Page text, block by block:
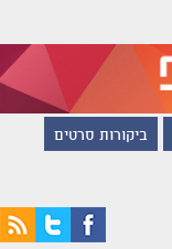
ביקורות סרטים